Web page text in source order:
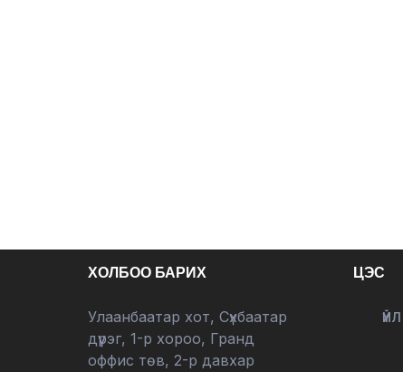
ХОЛБОО БАРИХ
Улаанбаатар хот, Сүхбаатар
дүүрэг, 1-р хороо, Гранд
оффис төв, 2-р давхар
ЦЭС